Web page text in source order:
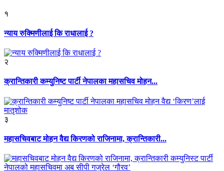
१
न्याय रुक्मिणीलाई कि राधालाई ?
२
क्रान्तिकारी कम्युनिष्ट पार्टी नेपालका महासचिव मोहन...
३
महासचिवबाट मोहन वैद्य किरणको राजिनामा, क्रान्तिकारी...